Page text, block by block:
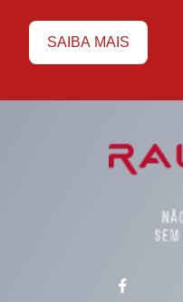
SAIBA MAIS